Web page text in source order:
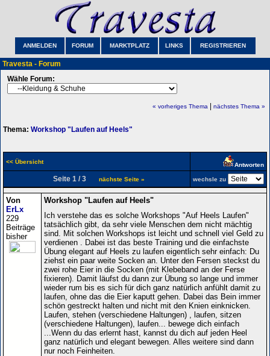
ANMELDEN FORUM MARKTPLATZ LINKS REGISTRIEREN
Travesta - Forum
Wähle Forum:
« vorheriges Thema nächstes Thema »
Thema: Workshop "Laufen auf Heels"
<< Übersicht Antworten
Seite 1 / 3 nächste Seite » wechsle zu
Von
ErLx
229
Beiträge
bisher
Workshop "Laufen auf Heels"
Ich verstehe das es solche Workshops "Auf Heels Laufen"
tatsächlich gibt, da sehr viele Menschen dem nicht mächtig
sind. Mit solchen Workshops ist leicht und schnell viel Geld zu
verdienen . Dabei ist das beste Training und die einfachste
Übung elegant auf Heels zu laufen eigentlich sehr einfach: Du
ziehst ein paar weite Socken an. Unter den Fersen steckst du
zwei rohe Eier in die Socken (mit Klebeband an der Ferse
fixieren). Damit läufst du dann zur Übung so lange und immer
wieder rum bis es sich für dich ganz natürlich anfühlt damit zu
laufen, ohne das die Eier kaputt gehen. Dabei das Bein immer
schön gestreckt halten und nicht mit den Knien einknicken.
Laufen, stehen (verschiedene Haltungen) , laufen, sitzen
(verschiedene Haltungen), laufen... bewege dich einfach
...Wenn du das erlernt hast, kannst du dich auf jeden Heel
ganz natürlich und elegant bewegen. Alles weitere sind dann
nur noch Feinheiten.